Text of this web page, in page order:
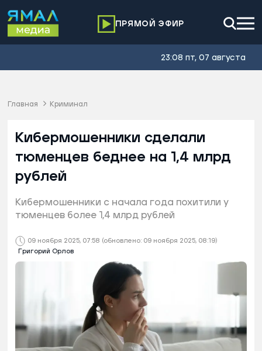
ПРЯМОЙ ЭФИР
23:08 пт, 07 августа
Главная Криминал
09 ноября 2025, 07:58 (обновлено: 09 ноября 2025, 08:19)
Григорий Орлов
Кибермошенники сделали
тюменцев беднее на 1,4 млрд
рублей
Кибермошенники с начала года похитили у
тюменцев более 1,4 млрд рублей